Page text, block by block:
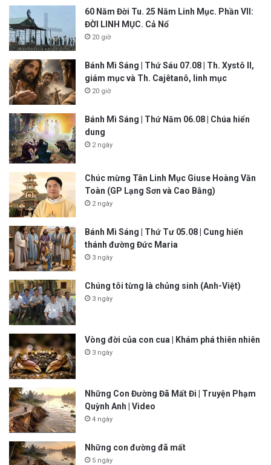
60 Năm Đời Tu. 25 Năm Linh Mục. Phần VII:
ĐỜI LINH MỤC. Cả Nổ
20 giờ
Bánh Mì Sáng | Thứ Sáu 07.08 | Th. Xystô II,
giám mục và Th. Cajêtanô, linh mục
20 giờ
Bánh Mì Sáng | Thứ Năm 06.08 | Chúa hiển
dung
2 ngày
Chúc mừng Tân Linh Mục Giuse Hoàng Văn
Toàn (GP Lạng Sơn và Cao Bằng)
2 ngày
Bánh Mì Sáng | Thứ Tư 05.08 | Cung hiến
thánh đường Đức Maria
3 ngày
Chúng tôi từng là chủng sinh (Anh-Việt)
3 ngày
Vòng đời của con cua | Khám phá thiên nhiên
3 ngày
Những Con Đường Đã Mất Đi | Truyện Phạm
Quỳnh Anh | Video
4 ngày
Những con đường đã mất
5 ngày